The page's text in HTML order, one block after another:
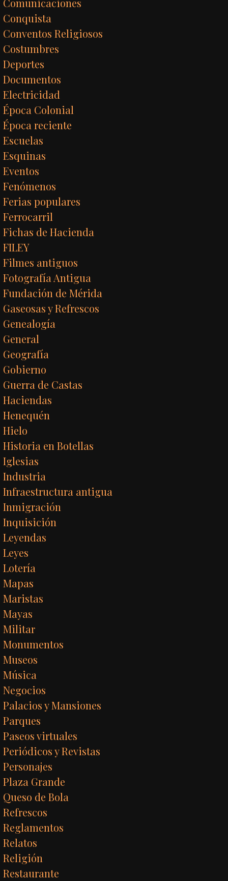
Comunicaciones
Conquista
Conventos Religiosos
Costumbres
Deportes
Documentos
Electricidad
Época Colonial
Época reciente
Escuelas
Esquinas
Eventos
Fenómenos
Ferias populares
Ferrocarril
Fichas de Hacienda
FILEY
Filmes antiguos
Fotografía Antigua
Fundación de Mérida
Gaseosas y Refrescos
Genealogía
General
Geografía
Gobierno
Guerra de Castas
Haciendas
Henequén
Hielo
Historia en Botellas
Iglesias
Industria
Infraestructura antigua
Inmigración
Inquisición
Leyendas
Leyes
Lotería
Mapas
Maristas
Mayas
Militar
Monumentos
Museos
Música
Negocios
Palacios y Mansiones
Parques
Paseos virtuales
Periódicos y Revistas
Personajes
Plaza Grande
Queso de Bola
Refrescos
Reglamentos
Relatos
Religión
Restaurante